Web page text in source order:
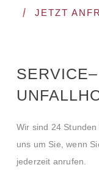
JETZT
Wir sind 24
uns um Sie, wenn
jederzeit anrufen.